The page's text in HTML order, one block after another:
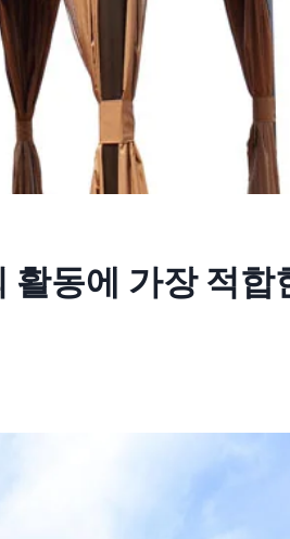
동에 가장 적합